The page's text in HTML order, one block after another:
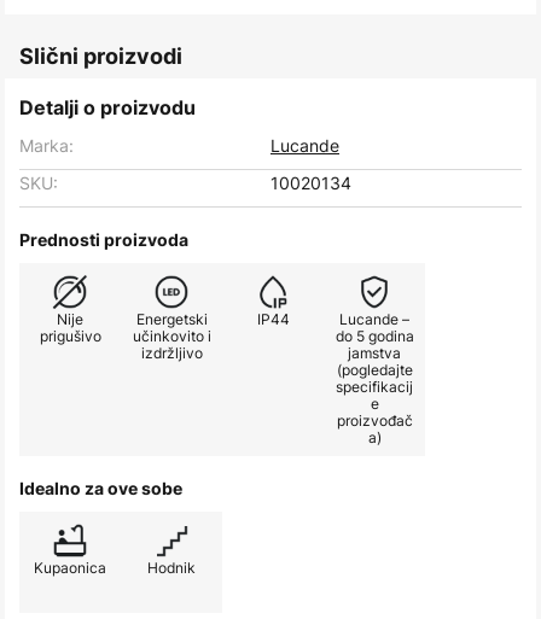
Slični proizvodi
Detalji o proizvodu
Marka:
Lucande
SKU:
10020134
Prednosti proizvoda
Nije
prigušivo
Energetski
učinkovito i
izdržljivo
IP44
Lucande –
do 5 godina
jamstva
(pogledajte
specifikacij
e
proizvođač
a)
Idealno za ove sobe
Kupaonica Hodnik